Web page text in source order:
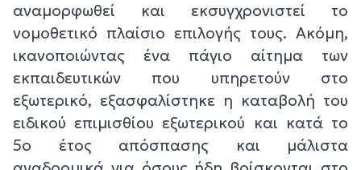
αναμορφωθεί και εκσυγχρονιστεί το
νομοθετικό πλαίσιο επιλογής τους. Ακόμη,
ικανοποιώντας ένα πάγιο αίτημα των
εκπαιδευτικών που υπηρετούν στο
εξωτερικό, εξασφαλίστηκε η καταβολή του
ειδικού επιμισθίου εξωτερικού και κατά το
5ο έτος απόσπασης και μάλιστα